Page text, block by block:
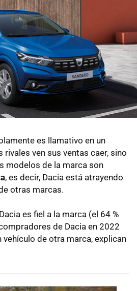
es llamativo en un
rivales ven sus ventas caer, sino
modelos de la marca son
, es decir, Dacia está atrayendo
otras marcas.
es fiel a la marca (el 64 %
de Dacia en 2022
vehículo de otra marca, explican